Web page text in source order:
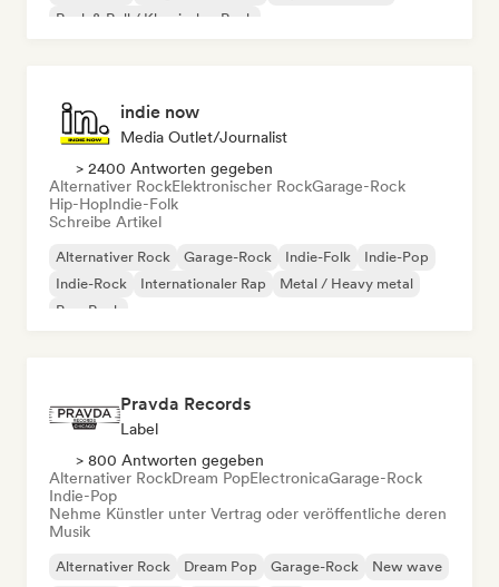
Rock & Roll / Klassischer Rock
indie now
Media Outlet/Journalist
> 2400 Antworten gegeben
Alternativer RockElektronischer RockGarage-Rock
Hip-HopIndie-Folk
Schreibe Artikel
Alternativer Rock Garage-Rock Indie-Folk
Indie-Pop
Indie-Rock
Internationaler Rap
Metal / Heavy metal
Pop-Rock
Pravda Records
Label
> 800 Antworten gegeben
Alternativer RockDream PopElectronicaGarage-Rock
Indie-Pop
Nehme Künstler unter Vertrag oder veröffentliche deren
Musik
Alternativer Rock Dream Pop Garage-Rock
New wave